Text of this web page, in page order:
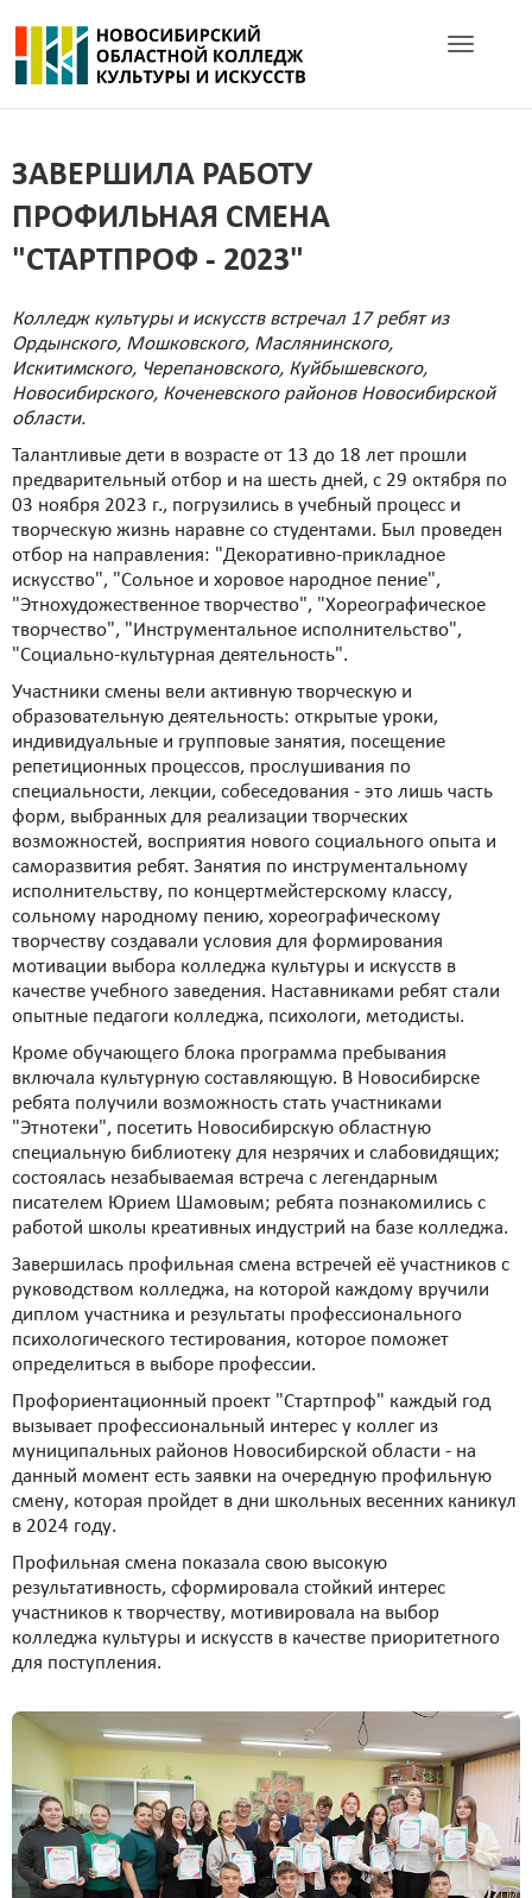
Toggle
ЗАВЕРШИЛА РАБОТУ
ПРОФИЛЬНАЯ СМЕНА
"СТАРТПРОФ - 2023"
Колледж культуры и искусств встречал 17 ребят из
Ордынского, Мошковского, Маслянинского,
Искитимского, Черепановского, Куйбышевского,
Новосибирского, Коченевского районов Новосибирской
области.
Талантливые дети в возрасте от 13 до 18 лет прошли
предварительный отбор и на шесть дней, с 29 октября по
03 ноября 2023 г., погрузились в учебный процесс и
творческую жизнь наравне со студентами. Был проведен
отбор на направления: "Декоративно-прикладное
искусство", "Сольное и хоровое народное пение",
"Этнохудожественное творчество", "Хореографическое
творчество", "Инструментальное исполнительство",
"Социально-культурная деятельность".
Участники смены вели активную творческую и
образовательную деятельность: открытые уроки,
индивидуальные и групповые занятия, посещение
репетиционных процессов, прослушивания по
специальности, лекции, собеседования - это лишь часть
форм, выбранных для реализации творческих
возможностей, восприятия нового социального опыта и
саморазвития ребят. Занятия по инструментальному
исполнительству, по концертмейстерскому классу,
сольному народному пению, хореографическому
творчеству создавали условия для формирования
мотивации выбора колледжа культуры и искусств в
качестве учебного заведения. Наставниками ребят стали
опытные педагоги колледжа, психологи, методисты.
Кроме обучающего блока программа пребывания
включала культурную составляющую. В Новосибирске
ребята получили возможность стать участниками
"Этнотеки", посетить Новосибирскую областную
специальную библиотеку для незрячих и слабовидящих;
состоялась незабываемая встреча с легендарным
писателем Юрием Шамовым; ребята познакомились с
работой школы креативных индустрий на базе колледжа.
Завершилась профильная смена встречей её участников с
руководством колледжа, на которой каждому вручили
диплом участника и результаты профессионального
психологического тестирования, которое поможет
определиться в выборе профессии.
Профориентационный проект "Стартпроф" каждый год
вызывает профессиональный интерес у коллег из
муниципальных районов Новосибирской области - на
данный момент есть заявки на очередную профильную
смену, которая пройдет в дни школьных весенних каникул
в 2024 году.
Профильная смена показала свою высокую
результативность, сформировала стойкий интерес
участников к творчеству, мотивировала на выбор
колледжа культуры и искусств в качестве приоритетного
для поступления.